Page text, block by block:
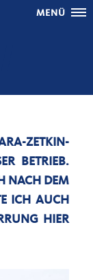
MENÜ
ZETKIN-
BETRIEB. Z
DEM G
ICH AUCH I
HIER K